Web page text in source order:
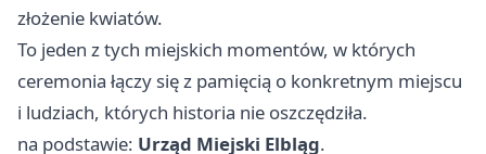
złożenie kwiatów.
To jeden z tych miejskich momentów, w których
ceremonia łączy się z pamięcią o konkretnym miejscu
i ludziach, których historia nie oszczędziła.
na podstawie: Urząd Miejski Elbląg.